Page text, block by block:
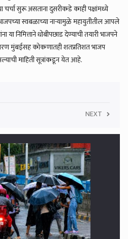
सुरू असताना दुसरीकडे काही पक्षांमध्ये
स्वबळाच्या नाऱ्यामुळे महायुतीतील आपले
निमित्ताने धोबीपछाड देण्याची तयारी भाजपने
मुंबईसह कोकणातही शतप्रतिशत भाजप
माहिती सूत्रांकडून येत आहे.
NEXT